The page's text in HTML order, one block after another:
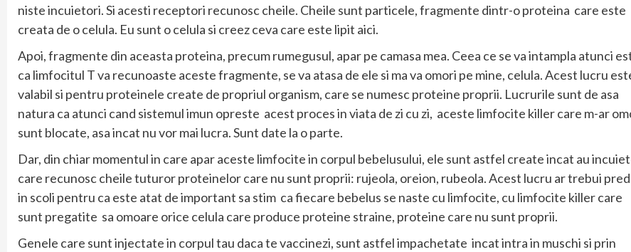
niste incuietori. Si acesti receptori recunosc cheile. Cheile sunt particele, fragmente dintr-o proteina care este
creata de o celula. Eu sunt o celula si creez ceva care este lipit aici.
Apoi, fragmente din aceasta proteina, precum rumegusul, apar pe camasa mea. Ceea ce se va intampla atunci
ca limfocitul T va recunoaste aceste fragmente, se va atasa de ele si ma va omori pe mine, celula. Acest lucru
valabil si pentru proteinele create de propriul organism, care se numesc proteine proprii. Lucrurile sunt de asa
natura ca atunci cand sistemul imun opreste acest proces in viata de zi cu zi, aceste limfocite killer care m-ar
sunt blocate, asa incat nu vor mai lucra. Sunt date la o parte.
Dar, din chiar momentul in care apar aceste limfocite in corpul bebelusului, ele sunt astfel create incat au
care recunosc cheile tuturor proteinelor care nu sunt proprii: rujeola, oreion, rubeola. Acest lucru ar trebui
in scoli pentru ca este atat de important sa stim ca fiecare bebelus se naste cu limfocite, cu limfocite killer care
sunt pregatite sa omoare orice celula care produce proteine straine, proteine care nu sunt proprii.
Genele care sunt injectate in corpul tau daca te vaccinezi, sunt astfel impachetate incat intra in muschi si prin